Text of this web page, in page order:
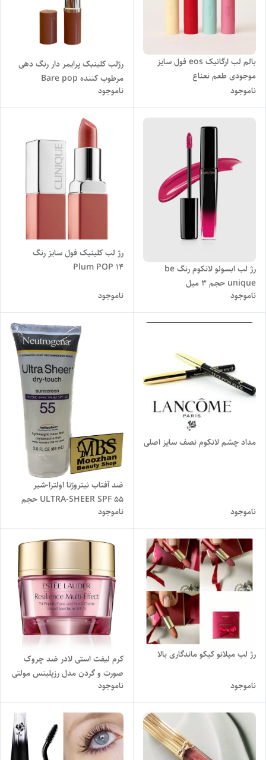
بالم لب ارگانیک eos فول سایز
موجودی طعم نعناع
ناموجود
رژلب کلینبک پرایمر دار رنگ دهی
مرطوب کننده Bare pop
ناموجود
رژ لب ابسولو لانکوم رنگ be
unique حجم ۳ میل
ناموجود
رژ لب کلینیک فول سایز رنگ
Plum POP 14
ناموجود
مداد چشم لانکوم نصف سایز اصلی
ناموجود
ضد آفتاب نیتروژنا اولترا-شیر
ULTRA-SHEER SPF 55 حجم
88 میلی لیتر
ناموجود
رژ لب میلانو کیکو ماندگاری بالا
ناموجود
کرم لیفت استی لادر ضد چروک
صورت و گردن مدل رزیلینس مولتی
افکت
ناموجود